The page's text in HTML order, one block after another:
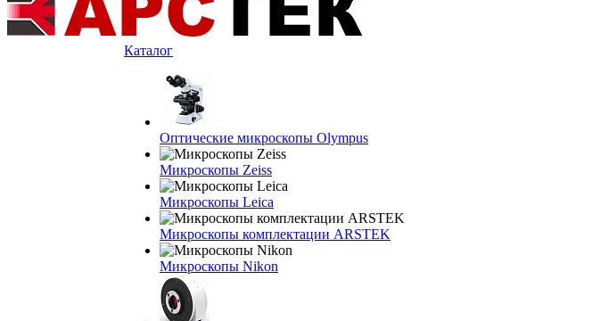
Каталог
Оптические микроскопы Olympus
Микроскопы Zeiss
Микроскопы Leica
Микроскопы комплектации ARSTEK
Микроскопы Nikon